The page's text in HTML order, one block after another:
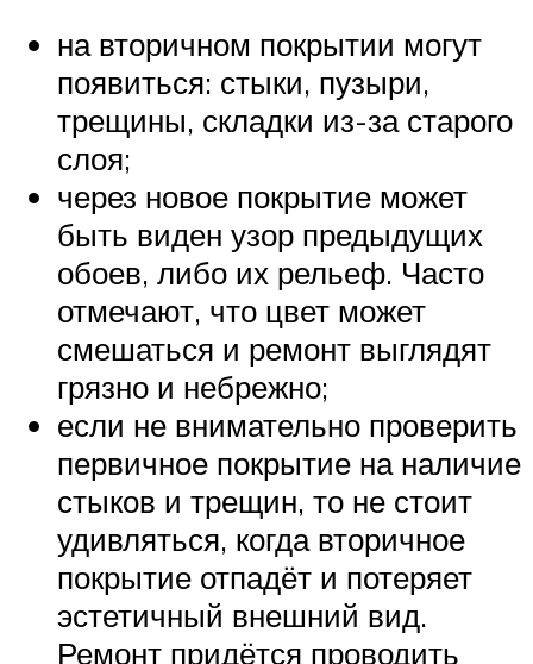
на вторичном покрытии могут
появиться: стыки, пузыри,
трещины, складки из-за старого
слоя;
через новое покрытие может
быть виден узор предыдущих
обоев, либо их рельеф. Часто
отмечают, что цвет может
смешаться и ремонт выглядят
грязно и небрежно;
если не внимательно проверить
первичное покрытие на наличие
стыков и трещин, то не стоит
удивляться, когда вторичное
покрытие отпадёт и потеряет
эстетичный внешний вид.
Ремонт придётся проводить